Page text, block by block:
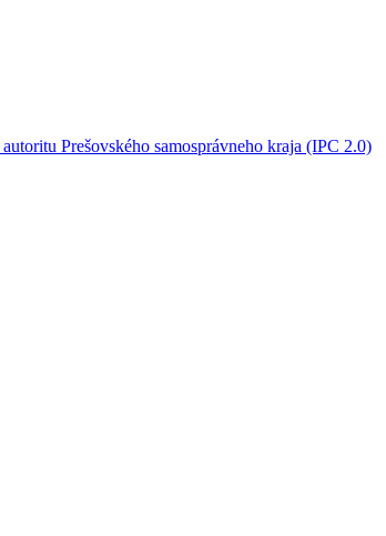
Prešovského samosprávneho kraja (IPC 2.0)